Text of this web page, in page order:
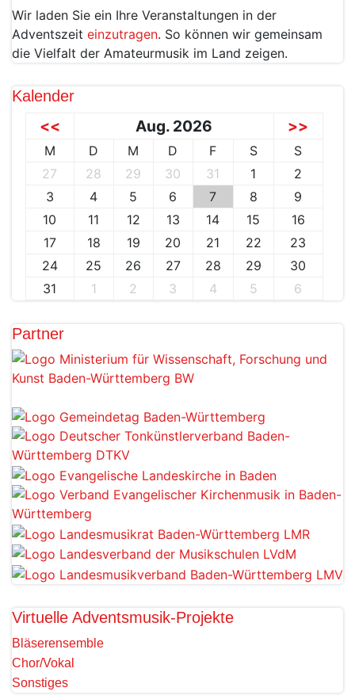
Wir laden Sie ein Ihre Veranstaltungen in der
Adventszeit einzutragen. So können wir gemeinsam
die Vielfalt der Amateurmusik im Land zeigen.
Kalender
<< Aug. 2026 >>
M D M D F S
S
27
28 29 30 31 1
2
3
4 5 6 7 8
9
10
11 12 13 14 15
16
17
18 19 20 21 22
23
24
25 26 27 28 29
30
31
1 2 3 4 5 6
Partner
Virtuelle Adventsmusik-Projekte
Bläserensemble
Chor/Vokal
Sonstiges